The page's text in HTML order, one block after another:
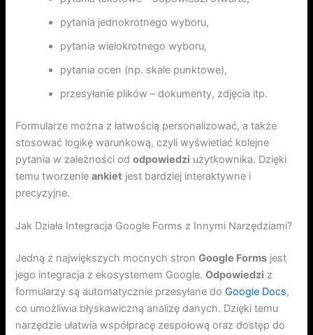
pytania jednokrotnego wyboru,
pytania wielokrotnego wyboru,
pytania ocen (np. skale punktowe),
przesyłanie plików – dokumenty, zdjęcia itp.
Formularze można z łatwością personalizować, a także
stosować logikę warunkową, czyli wyświetlać kolejne
pytania w zależności ododpowiedzi użytkownika. Dzięki
temu tworzenieankiet jest bardziej interaktywne i
precyzyjne.
Jak Działa Integracja Google Forms z Innymi Narzędziami?
Jedną z największych mocnych stronGoogle Forms jest
jego integracja z ekosystemem Google.Odpowiedzi z
formularzy są automatycznie przesyłane doGoogle Docs,
co umożliwia błyskawiczną analizę danych. Dzięki temu
narzędzie ułatwia współpracę zespołową oraz dostęp do